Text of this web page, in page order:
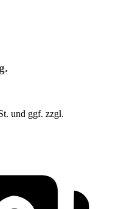
und ggf. zzgl.